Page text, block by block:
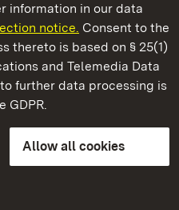
information in our data
notice. Consent to the
thereto is based on § 25(1)
and Telemedia Data
further data processing is
GDPR.
Allow all cookies
Baden-Wuerttemberg